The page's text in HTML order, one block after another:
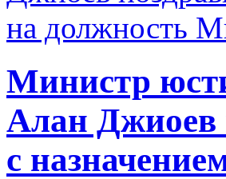
Министр
Алан Джиоев
с